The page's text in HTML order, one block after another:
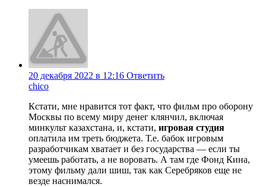
20 декабря 2022 в 12:16 Ответить
chico
Кстати, мне нравится тот факт, что фильм про оборону
Москвы по всему миру денег клянчил, включая
минкульт казахстана, и, кстати, игровая студия
оплатила им треть бюджета. Т.е. бабок игровым
разработчикам хватает и без государства — если ты
умеешь работать, а не воровать. А там где Фонд Кина,
этому фильму дали шиш, так как Серебряков еще не
везде наснимался.